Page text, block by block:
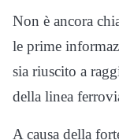
Non è ancora
le prime
sia riuscito a
della linea
A causa della